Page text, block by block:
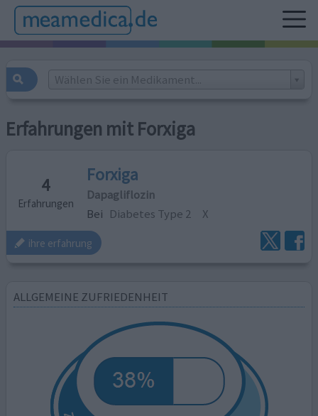
Wählen Sie ein Medikament...
Erfahrungen mit Forxiga
4
Erfahrungen
Forxiga
Dapagliflozin
Bei Diabetes Type 2 X
ihre erfahrung
ALLGEMEINE ZUFRIEDENHEIT